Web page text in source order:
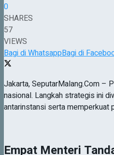
0
SHARES
57
VIEWS
Bagi di WhatsappBagi di
Jakarta, SeputarMalang.Com –
nasional. Langkah strategis ini
antarinstansi serta memperkuat
Empat Menteri